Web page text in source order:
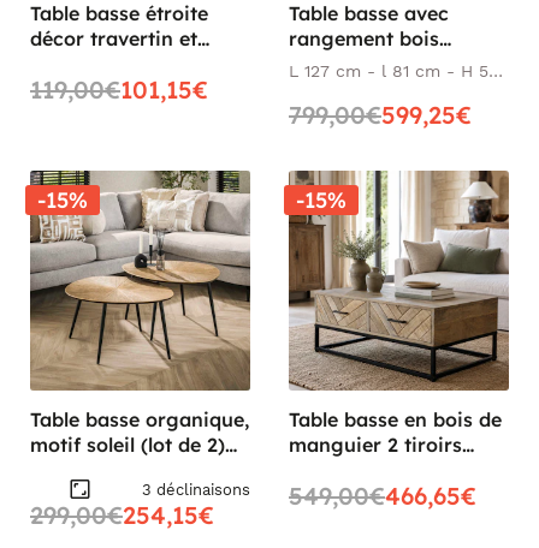
Table basse étroite
décor travertin et
119,00€101,15€
Table basse avec
rangement bois
recyclé clair tréteaux
L 127 cm - l 81 cm - H 50
799,00€599,25€
-15%
Table basse organique,
motif soleil (lot de 2)
3 déclinaisons
299,00€254,15€
-15%
Table basse en bois de
manguier 2 tiroirs
549,00€466,65€